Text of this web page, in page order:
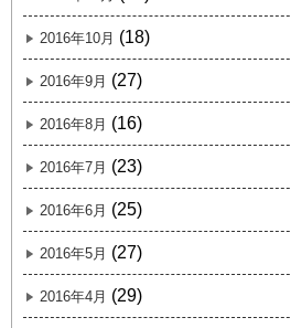
2016年10月 (18)
2016年9月 (27)
2016年8月 (16)
2016年7月 (23)
2016年6月 (25)
2016年5月 (27)
2016年4月 (29)